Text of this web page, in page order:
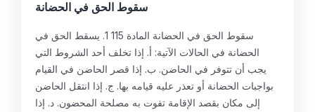
سقوط الحق في الحضانة
سقوط الحق في الحضانة المادة 115 1. يسقط الحق في
الحضانة في الحالات الآتية: أ. إذا تخلف أحد الشروط التي
يجب أن تتوفر في الحاضن. ب. إذا قصر الحاضن في القيام
بواجبات الحضانة أو تعذر عليه قيامه بها. ج. إذا انتقل الحاضن
إلى مكان بقصد الإقامة تفوت به مصلحة المحضون. د. إذا